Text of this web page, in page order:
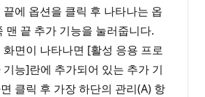
끝에 옵션을 클릭 후 나타나는 옵
맨 끝 추가 기능을 눌러줍니다.
화면이 나타나면 [활성 응용 프로
기능]란에 추가되어 있는 추가 기
클릭 후 가장 하단의 관리(A) 항